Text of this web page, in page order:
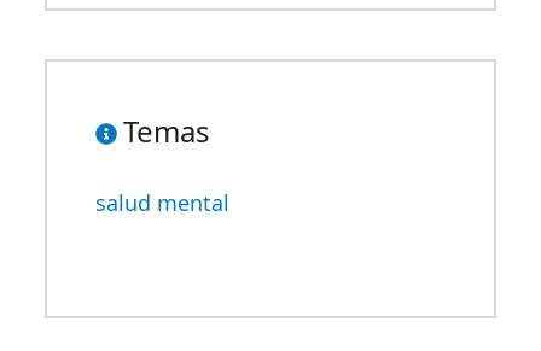
Temas
salud mental